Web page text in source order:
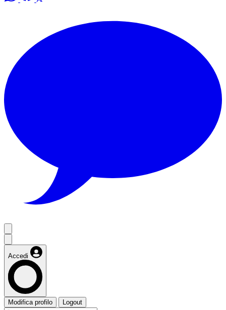
Accedi
Modifica profilo Logout